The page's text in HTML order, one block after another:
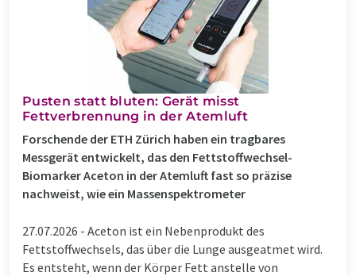
Pusten statt bluten: Gerät misst
Fettverbrennung in der Atemluft
Forschende der ETH Zürich haben ein tragbares
Messgerät entwickelt, das den Fettstoffwechsel-
Biomarker Aceton in der Atemluft fast so präzise
nachweist, wie ein Massenspektrometer
27.07.2026 - Aceton ist ein Nebenprodukt des
Fettstoffwechsels, das über die Lunge ausgeatmet wird.
Es entsteht, wenn der Körper Fett anstelle von